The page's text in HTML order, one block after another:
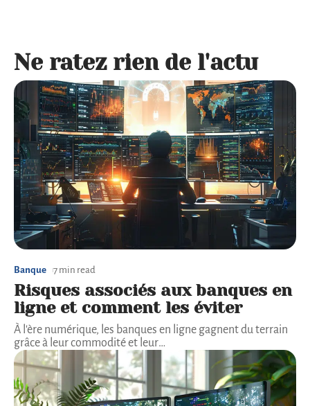
Ne ratez rien de l'actu
Banque 7 min read
Risques associés aux banques en
ligne et comment les éviter
À l'ère numérique, les banques en ligne gagnent du terrain
grâce à leur commodité et leur…